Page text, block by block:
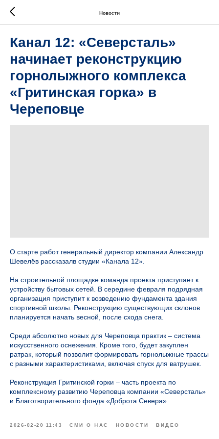
Новости
Канал 12: «Северсталь»
начинает реконструкцию
горнолыжного комплекса
«Гритинская горка» в
Череповце
О старте работ генеральный директор компании Александр
Шевелёв рассказалв студии «Канала 12».
На строительной площадке команда проекта приступает к
устройству бытовых сетей. В середине февраля подрядная
организация приступит к возведению фундамента здания
спортивной школы. Реконструкцию существующих склонов
планируется начать весной, после схода снега.
Среди абсолютно новых для Череповца практик – система
искусственного оснежения. Кроме того, будет закуплен
ратрак, который позволит формировать горнолыжные трассы
с разными характеристиками, включая спуск для ватрушек.
Реконструкция Гритинской горки – часть проекта по
комплексному развитию Череповца компании «Северсталь»
и Благотворительного фонда «Доброта Севера».
2026-02-20 11:43 СМИ О НАС НОВОСТИ ВИДЕО